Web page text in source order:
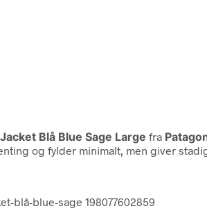
Blå Blue Sage Large fra
og fylder minimalt, men giver
blå-blue-sage 198077602859